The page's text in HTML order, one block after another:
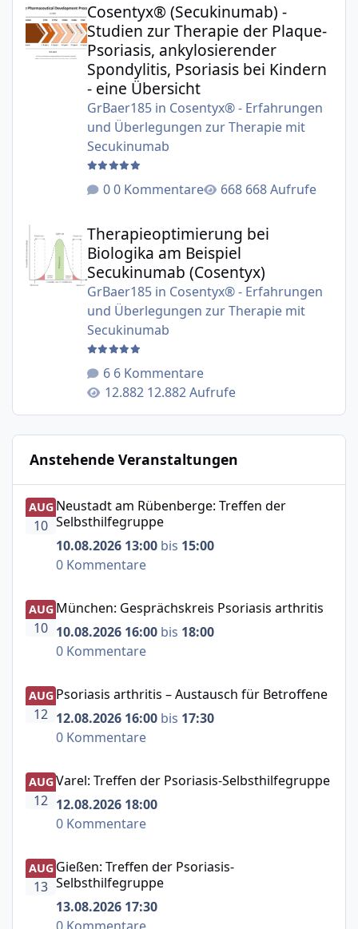
Cosentyx® (Secukinumab) -
Studien zur Therapie der Plaque-
Psoriasis, ankylosierender
Spondylitis, Psoriasis bei Kindern
- eine Übersicht
GrBaer185in Cosentyx® - Erfahrungen
und Überlegungen zur Therapie mit
Secukinumab
0 Kommentare
668 Aufrufe
Therapieoptimierung bei Biologika am Beispiel
Therapieoptimierung bei
Biologika am Beispiel
Secukinumab (Cosentyx)
GrBaer185in Cosentyx® - Erfahrungen
und Überlegungen zur Therapie mit
Secukinumab
6 Kommentare
12.882 Aufrufe
Anstehende Veranstaltungen
Neustadt am Rübenberge: Treffen der Selbsthilfegruppe
AUG
10
Neustadt am Rübenberge: Treffen der
Selbsthilfegruppe
10.08.2026 13:00 bis 15:00
0 Kommentare
München: Gesprächskreis Psoriasis arthritis
AUG
10
München: Gesprächskreis Psoriasis arthritis
10.08.2026 16:00 bis 18:00
0 Kommentare
Psoriasis arthritis – Austausch für Betroffene
AUG
12
Psoriasis arthritis – Austausch für Betroffene
12.08.2026 16:00 bis 17:30
0 Kommentare
Varel: Treffen der Psoriasis-Selbsthilfegruppe
AUG
12
Varel: Treffen der Psoriasis-Selbsthilfegruppe
12.08.2026 18:00
0 Kommentare
Gießen: Treffen der Psoriasis-Selbsthilfegruppe
AUG
13
Gießen: Treffen der Psoriasis-
Selbsthilfegruppe
13.08.2026 17:30